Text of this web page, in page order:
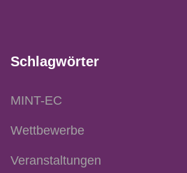
Schlagwörter
MINT-EC
Wettbewerbe
Veranstaltungen